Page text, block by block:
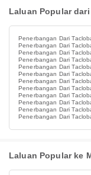
Laluan Popular
Penerbangan Dari
Penerbangan Dari
Penerbangan Dari
Penerbangan Dari
Penerbangan Dari
Penerbangan Dari
Penerbangan Dari
Penerbangan Dari
Penerbangan Dari
Penerbangan Dari
Penerbangan Dari
Penerbangan Dari
Laluan Popular ke